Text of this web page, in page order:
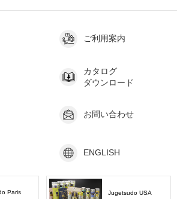
ご利用案内
カタログ
ダウンロード
お問い合わせ
ENGLISH
Paris Jugetsudo USA